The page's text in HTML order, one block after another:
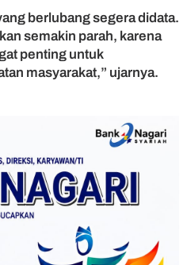
berlubang segera didata.
semakin parah, karena
penting untuk
masyarakat,” ujarnya.